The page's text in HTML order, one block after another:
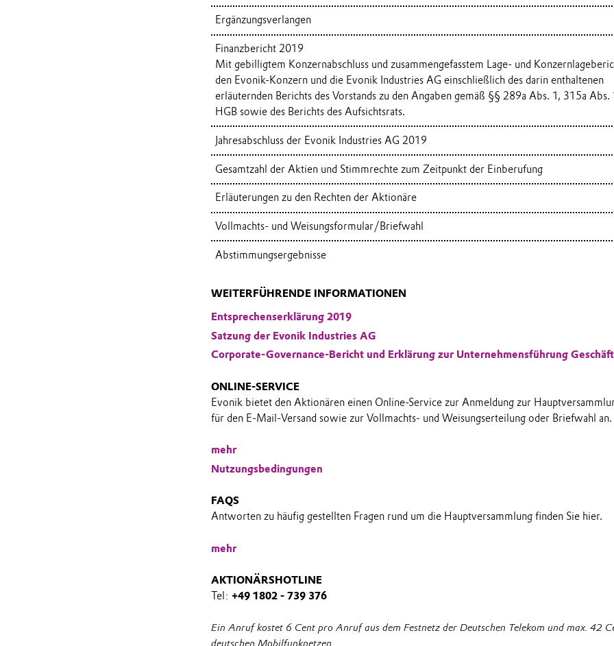
Ergänzungsverlangen
Finanzbericht 2019
Mit gebilligtem Konzernabschluss und zusammengefasstem Lage- und
den Evonik-Konzern und die Evonik Industries AG einschließlich des darin enthaltenen
erläuternden Berichts des Vorstands zu den Angaben gemäß §§ 289a Abs. 1, 315a Abs.
HGB sowie des Berichts des Aufsichtsrats.
Jahresabschluss der Evonik Industries AG 2019
Gesamtzahl der Aktien und Stimmrechte zum Zeitpunkt der Einberufung
Erläuterungen zu den Rechten der Aktionäre
Vollmachts- und Weisungsformular/Briefwahl
Abstimmungsergebnisse
WEITERFÜHRENDE INFORMATIONEN
Entsprechenserklärung 2019
Satzung der Evonik Industries AG
Corporate-Governance-Bericht und Erklärung zur Unternehmensführung
ONLINE-SERVICE
Evonik bietet den Aktionären einen Online-Service zur Anmeldung zur
für den E-Mail-Versand sowie zur Vollmachts- und Weisungserteilung oder Briefwahl an.
mehr
Nutzungsbedingungen
FAQS
Antworten zu häufig gestellten Fragen rund um die Hauptversammlung finden Sie hier.
mehr
AKTIONÄRSHOTLINE
Tel: +49 1802 - 739 376
Ein Anruf kostet 6 Cent pro Anruf aus dem Festnetz der Deutschen Telekom und max. 42
deutschen Mobilfunknetzen.